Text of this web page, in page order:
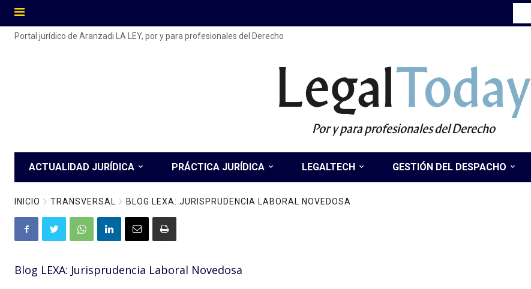
Portal jurídico de Aranzadi LA LEY, por y para profesionales del Derecho
LegalToday
Por y para profesionales del Derecho
ACTUALIDAD JURÍDICA PRÁCTICA JURÍDICA LEGALTECH GESTIÓN DEL DESPACHO
INICIO TRANSVERSAL BLOG LEXA: JURISPRUDENCIA LABORAL NOVEDOSA
Blog LEXA: Jurisprudencia Laboral Novedosa